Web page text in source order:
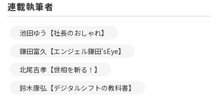
連載執筆者
池田ゆう【社長のおしゃれ】
鎌田富久【エンジェル鎌田’sEye】
北尾吉孝【世相を斬る！】
鈴木康弘【デジタルシフトの教科書】